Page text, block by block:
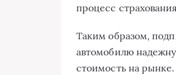
процесс
Таким образом,
автомобилю
стоимость на рынке.